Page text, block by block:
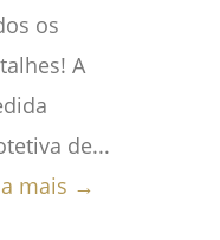
os
A
de...
mais →